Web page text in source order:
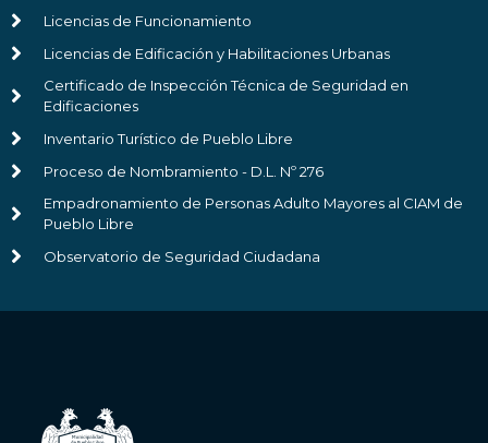
Licencias de Funcionamiento
Licencias de Edificación y Habilitaciones Urbanas
Certificado de Inspección Técnica de Seguridad en
Edificaciones
Inventario Turístico de Pueblo Libre
Proceso de Nombramiento - D.L. Nº 276
Empadronamiento de Personas Adulto Mayores al CIAM de
Pueblo Libre
Observatorio de Seguridad Ciudadana